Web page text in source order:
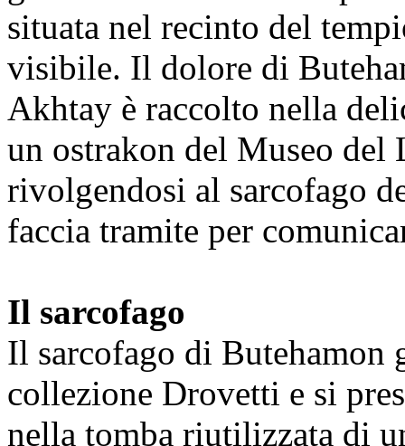
situata nel recinto del
visibile. Il dolore di
Akhtay è raccolto nella
un ostrakon del Museo del
rivolgendosi al sarcofago
faccia tramite per
Il sarcofago
Il sarcofago di Butehamon
collezione Drovetti e si
nella tomba riutilizzata di